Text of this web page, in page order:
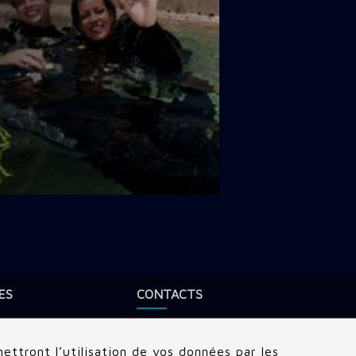
CONTACTS
l’utilisation de vos données par les